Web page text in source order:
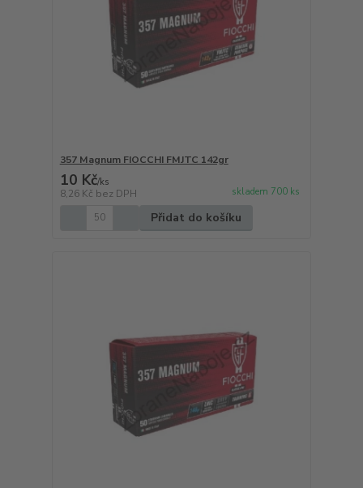
357 Magnum FIOCCHI FMJTC 142gr
10 Kč/ks
8,26 Kč bez DPH skladem 700 ks
Přidat do košíku